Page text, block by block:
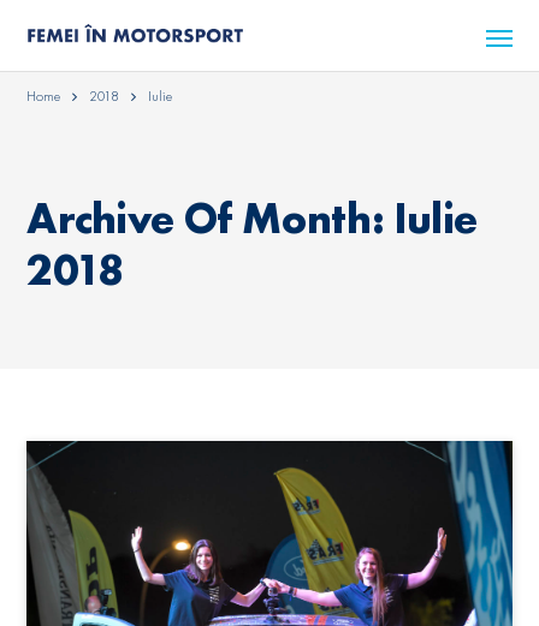
Home 2018 Iulie
Archive Of Month: Iulie
2018